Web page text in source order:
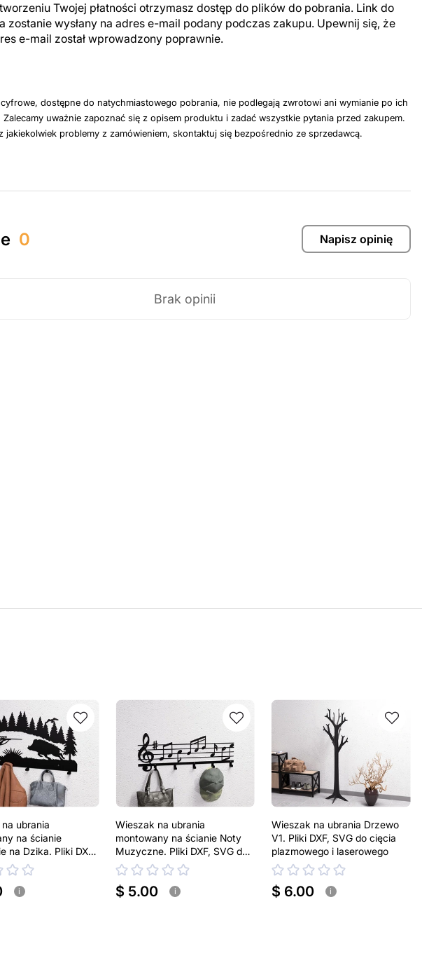
Twojej płatności otrzymasz dostęp do plików do pobrania. Link do
zostanie wysłany na adres e-mail podany podczas zakupu. Upewnij się, że
e-mail został wprowadzony poprawnie.
dostępne do natychmiastowego pobrania, nie podlegają zwrotowi ani wymianie po ich
Zalecamy uważnie zapoznać się z opisem produktu i zadać wszystkie pytania przed zakupem.
jakiekolwiek problemy z zamówieniem, skontaktuj się bezpośrednio ze sprzedawcą.
0 Napisz opinię
Brak opinii
ubrania
na ścianie
na Dzika. Pliki DXF,
plazmowego i
i
Wieszak na ubrania
montowany na ścianie Noty
Muzyczne. Pliki DXF, SVG do
cięcia plazmowego i
laserowego
$ 5.00 i
Wieszak na ubrania Drzewo
V1. Pliki DXF, SVG do cięcia
plazmowego i laserowego
$ 6.00 i